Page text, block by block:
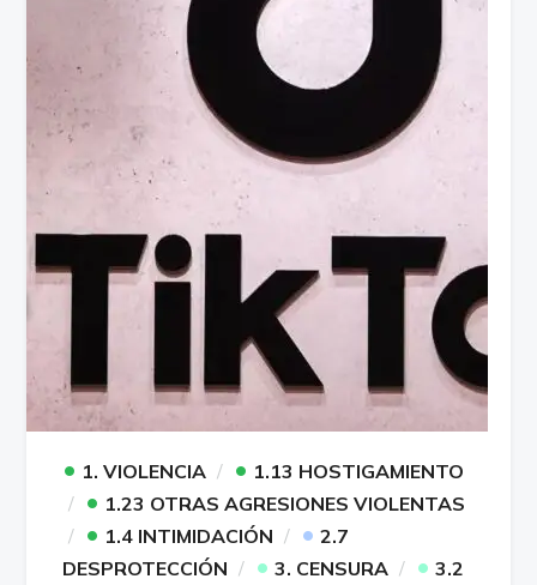
• 1. VIOLENCIA • 1.13 HOSTIGAMIENTO
• 1.23 OTRAS AGRESIONES VIOLENTAS
• 1.4 INTIMIDACIÓN • 2.7
DESPROTECCIÓN
• 3. CENSURA • 3.2